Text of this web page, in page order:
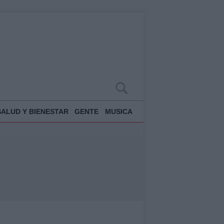
Y BIENESTAR GENTE MUSICA